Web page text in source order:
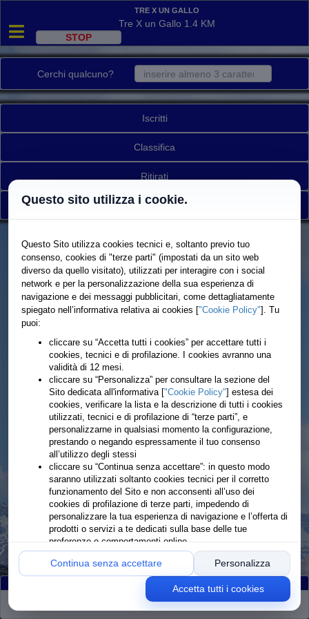
Tre X un Gallo
Tre X un Gallo 1.4 KM
Cerchi qualcuno?
Iscritti
Classifica
Ritirati
Torna a elenco gare
Classificati:100
Questo sito utilizza i cookie.
Questo Sito utilizza cookies tecnici e, soltanto previo tuo
consenso, cookies di "terze parti" (impostati da un sito web
diverso da quello visitato), utilizzati per interagire con i social
network e per la personalizzazione della sua esperienza di
navigazione e dei messaggi pubblicitari, come dettagliatamente
spiegato nell’informativa relativa ai cookies ["Cookie Policy"]. Tu
puoi:
cliccare su “Accetta tutti i cookies” per accettare tutti i
cookies, tecnici e di profilazione. I cookies avranno una
validità di 12 mesi.
cliccare su “Personalizza” per consultare la sezione del
Sito dedicata all'informativa ["Cookie Policy"] estesa dei
cookies, verificare la lista e la descrizione di tutti i cookies
utilizzati, tecnici e di profilazione di “terze parti”, e
personalizzarne in qualsiasi momento la configurazione,
prestando o negando espressamente il tuo consenso
all’utilizzo degli stessi
cliccare su “Continua senza accettare”: in questo modo
saranno utilizzati soltanto cookies tecnici per il corretto
funzionamento del Sito e non acconsenti all’uso dei
cookies di profilazione di terze parti, impedendo di
personalizzare la tua esperienza di navigazione e l’offerta di
prodotti o servizi a te dedicati sulla base delle tue
preferenze o comportamenti online
Continua senza accettare Personalizza
Accetta tutti i cookies